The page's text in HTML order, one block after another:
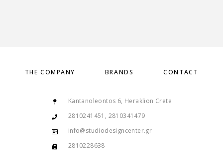
THE COMPANY BRANDS CONTACT
Kantanoleontos 6, Heraklion Crete
2810241451, 2810341479
info@studiodesigncenter.gr
2810228638